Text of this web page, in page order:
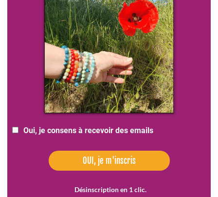
Oui, je consens à recevoir des emails
OUI, je m'inscris
Désinscription en 1 clic.